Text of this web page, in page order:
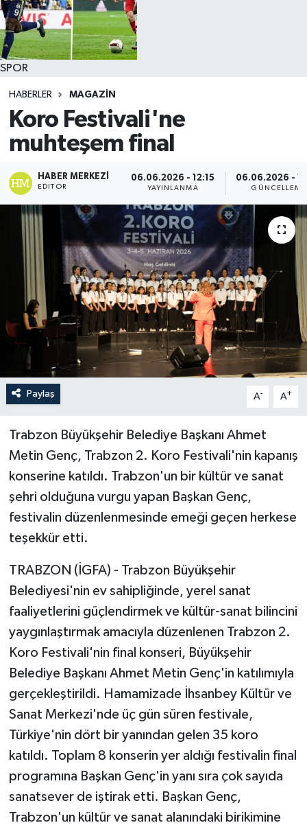
SPOR
HABERLER MAGAZİN
Koro Festivali'ne
muhteşem final
HABER MERKEZI
EDITÖR
06.06.2026 - 12:15
YAYINLANMA
06.06.2026 -
GÜNCELLEME
Paylaş A- A+
Trabzon Büyükşehir Belediye Başkanı Ahmet
Metin Genç, Trabzon 2. Koro Festivali'nin kapanış
konserine katıldı. Trabzon'un bir kültür ve sanat
şehri olduğuna vurgu yapan Başkan Genç,
festivalin düzenlenmesinde emeği geçen herkese
teşekkür etti.
TRABZON (İGFA) - Trabzon Büyükşehir
Belediyesi'nin ev sahipliğinde, yerel sanat
faaliyetlerini güçlendirmek ve kültür-sanat bilincini
yaygınlaştırmak amacıyla düzenlenen Trabzon 2.
Koro Festivali'nin final konseri, Büyükşehir
Belediye Başkanı Ahmet Metin Genç'in katılımıyla
gerçekleştirildi. Hamamizade İhsanbey Kültür ve
Sanat Merkezi'nde üç gün süren festivale,
Türkiye'nin dört bir yanından gelen 35 koro
katıldı. Toplam 8 konserin yer aldığı festivalin final
programına Başkan Genç'in yanı sıra çok sayıda
sanatsever de iştirak etti. Başkan Genç,
Trabzon'un kültür ve sanat alanındaki birikimine